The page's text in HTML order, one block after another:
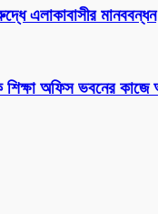
এলাকাবাসীর মানববন্ধন
অফিস ভবনের কাজে